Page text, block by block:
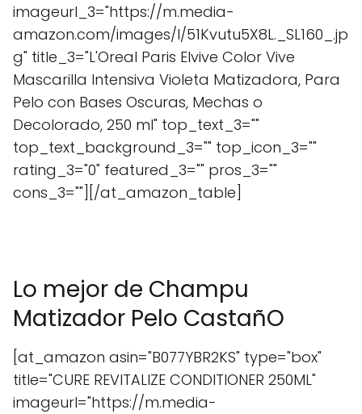
imageurl_3="https://m.media-
amazon.com/images/I/51Kvutu5X8L._SL160_.jp
g" title_3="L'Oreal Paris Elvive Color Vive
Mascarilla Intensiva Violeta Matizadora, Para
Pelo con Bases Oscuras, Mechas o
Decolorado, 250 ml" top_text_3=""
top_text_background_3="" top_icon_3=""
rating_3="0" featured_3="" pros_3=""
cons_3=""][/at_amazon_table]
Lo mejor de Champu
Matizador Pelo CastañO
[at_amazon asin="B077YBR2KS" type="box"
title="CURE REVITALIZE CONDITIONER 250ML"
imageurl="https://m.media-